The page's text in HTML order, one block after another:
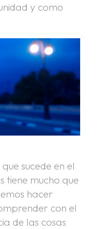
y como
sucede en el
tiene mucho que
hacer
con el
de las cosas